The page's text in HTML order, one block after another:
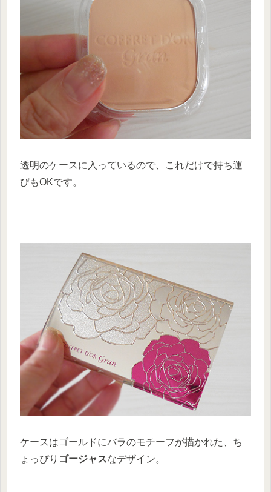
透明のケースに入っているので、これだけで持ち運
びもOKです。
ケースはゴールドにバラのモチーフが描かれた、ち
ょっぴり ゴージャスなデザイン。